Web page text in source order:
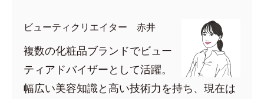
ビューティクリエイター 赤井
複数の化粧品ブランドでビュー
ティアドバイザーとして活躍。
幅広い美容知識と高い技術力を持ち、現在は